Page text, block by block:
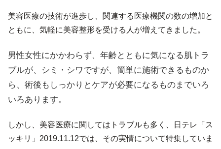
美容医療の技術が進歩し、関連する医療機関の数の増加と
ともに、気軽に美容整形を受ける人が増えてきました。
男性女性にかかわらず、年齢とともに気になる肌トラ
ブルが、シミ・シワですが、簡単に施術できるものか
ら、術後もしっかりとケアが必要になるものまでいろ
いろあります。
しかし、美容医療に関してはトラブルも多く、日テレ「ス
ッキリ」2019.11.12では、その実情について特集していま